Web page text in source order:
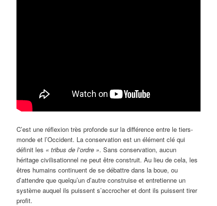
C’est une réflexion très profonde sur la différence entre le tiers-
monde et l’Occident. La conservation est un élément clé qui
définit les « tribus de l’ordre ». Sans conservation, aucun
héritage civilisationnel ne peut être construit. Au lieu de cela, les
êtres humains continuent de se débattre dans la boue, ou
d’attendre que quelqu’un d’autre construise et entretienne un
système auquel ils puissent s’accrocher et dont ils puissent tirer
profit.